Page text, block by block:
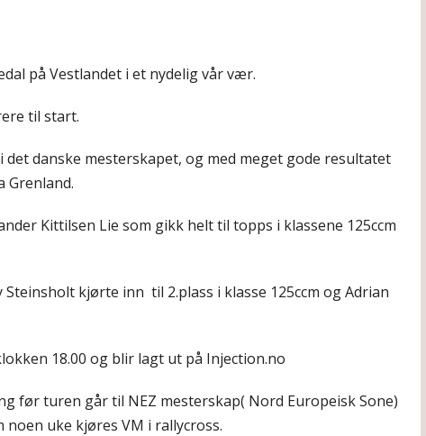
på Vestlandet i et nydelig vår vær.
til start.
danske mesterskapet, og med meget gode resultatet
Kittilsen Lie som gikk helt til topps i klassene 125ccm
kjørte inn til 2.plass i klasse 125ccm og Adrian
18.00 og blir lagt ut på Injection.no
før turen går til NEZ mesterskap( Nord Europeisk Sone)
uke kjøres VM i rallycross.